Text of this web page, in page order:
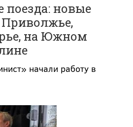
новые
на Южном
начали работу в